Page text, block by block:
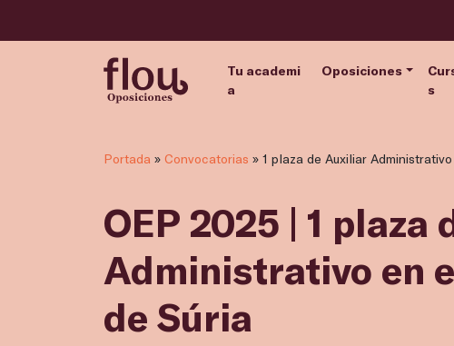
Tu academi
a
Oposiciones
s
Portada » Convocatorias » 1 plaza de Auxiliar
OEP 2025 | 1
Administrativo en
de Súria